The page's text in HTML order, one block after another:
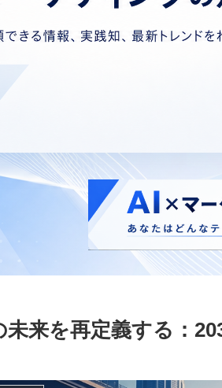
未来を再定義する：